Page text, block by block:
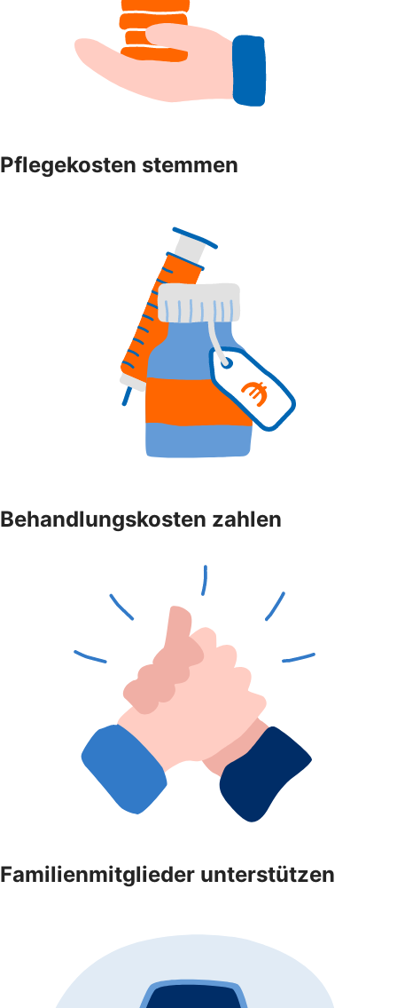
Pflegekosten stemmen
Behandlungskosten zahlen
Familienmitglieder unterstützen